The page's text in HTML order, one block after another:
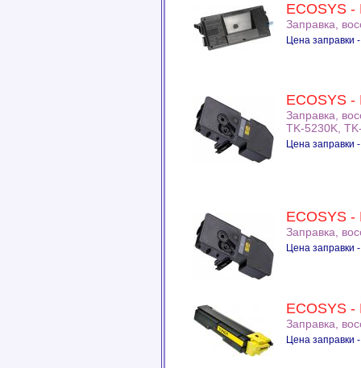
ECOSYS -
Заправка,
Цена заправки
ECOSYS -
Заправка,
TK-5230K,
Цена заправки
ECOSYS -
Заправка,
Цена заправки
ECOSYS -
Заправка,
Цена заправки